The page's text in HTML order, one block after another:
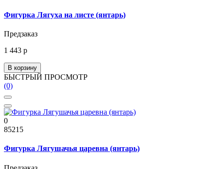
Фигурка Лягуха на листе (янтарь)
Предзаказ
1 443 р
В корзину
БЫСТРЫЙ ПРОСМОТР
(0)
0
85215
Фигурка Лягушачья царевна (янтарь)